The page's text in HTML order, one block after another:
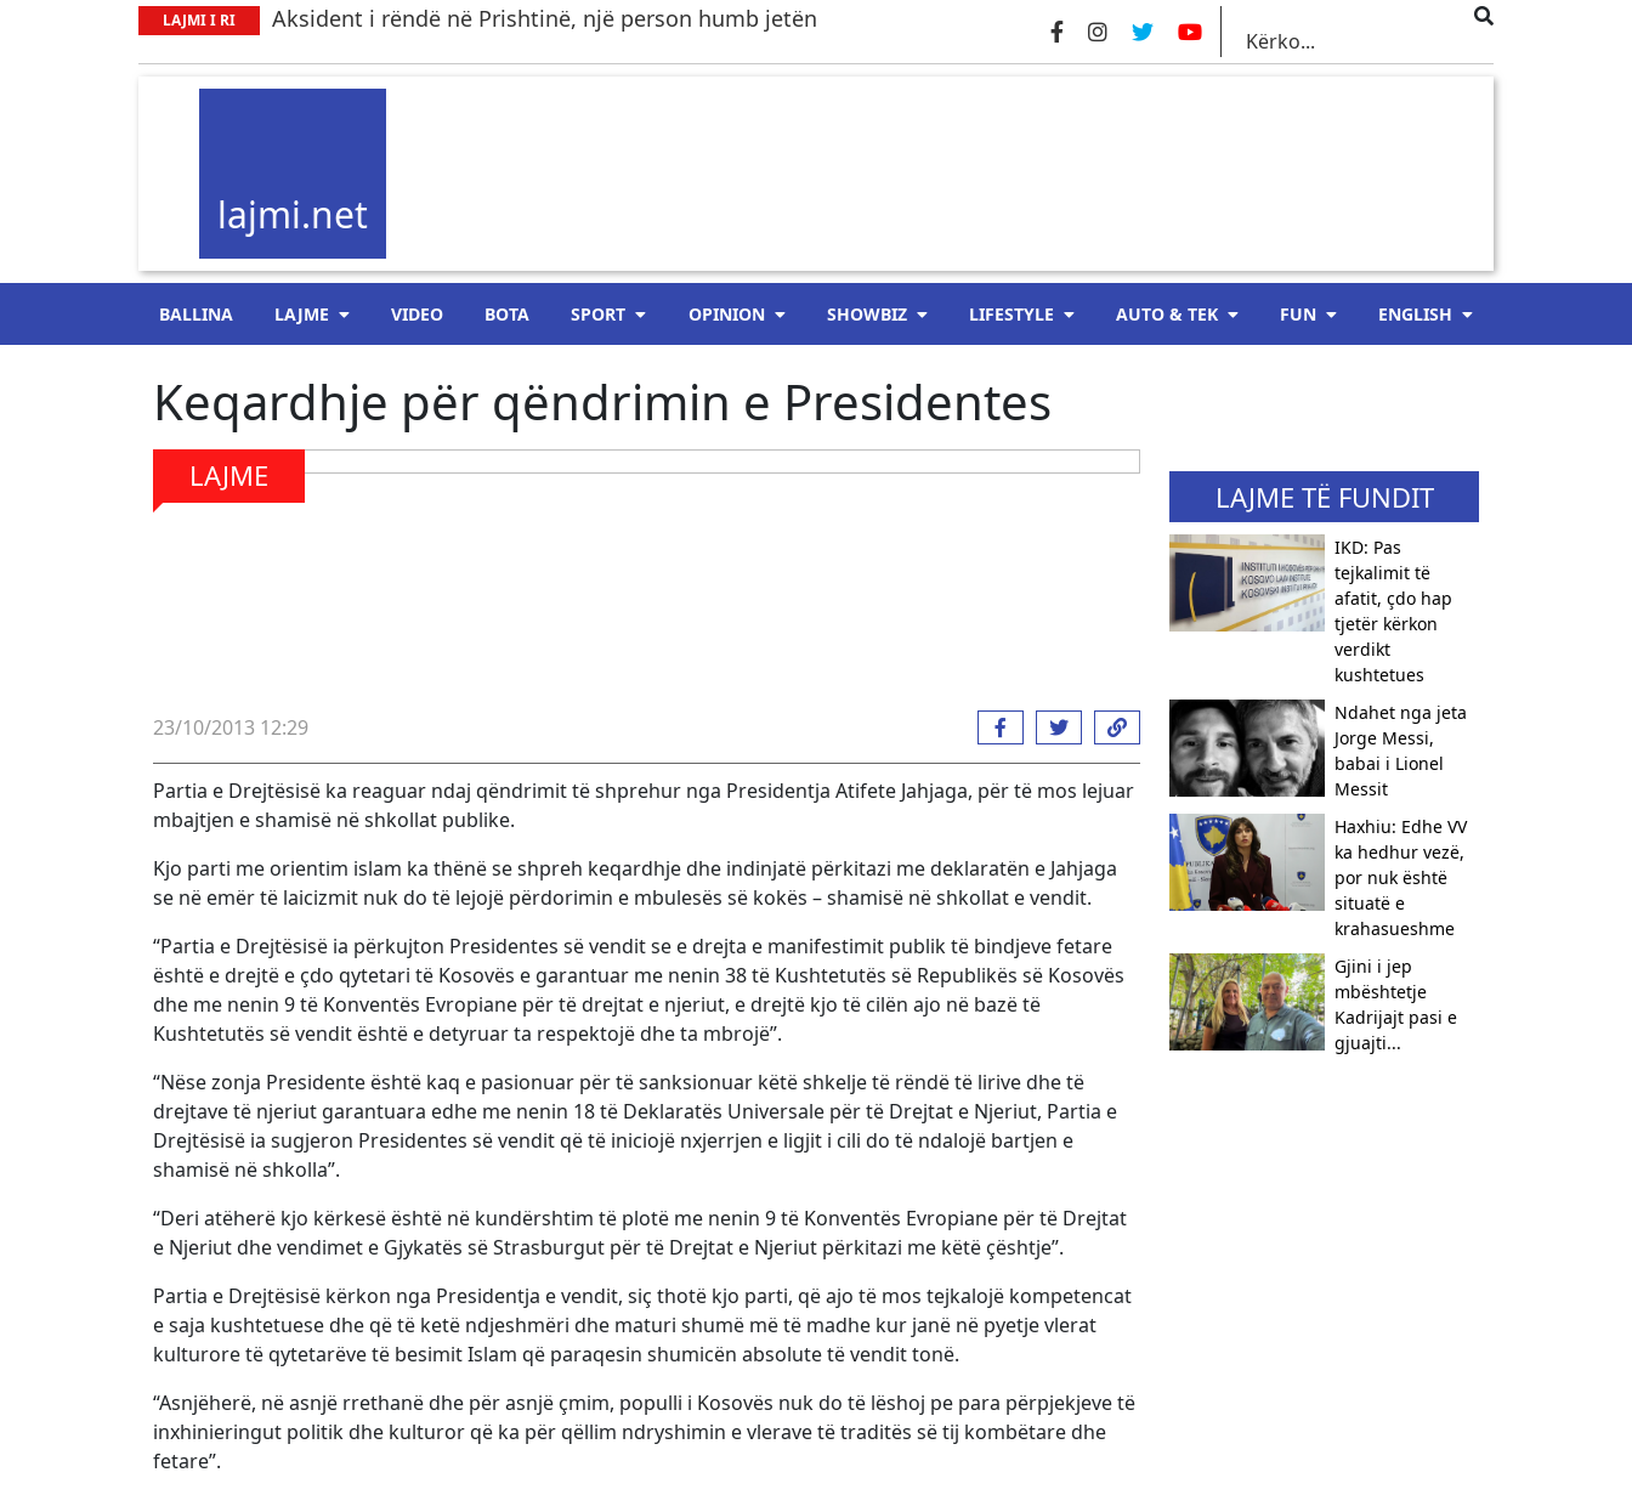
LAJMI I RI Aksident i rëndë në Prishtinë, një person humb jetën
lajmi.net
BALLINA LAJME VIDEO BOTA SPORT OPINION SHOWBIZ LIFESTYLE AUTO & TEK FUN ENGLISH
Keqardhje për qëndrimin e Presidentes
LAJME
23/10/2013 12:29
Partia e Drejtësisë ka reaguar ndaj qëndrimit të shprehur nga Presidentja Atifete Jahjaga, për të mos lejuar
mbajtjen e shamisë në shkollat publike.
Kjo parti me orientim islam ka thënë se shpreh keqardhje dhe indinjatë përkitazi me deklaratën e Jahjaga
se në emër të laicizmit nuk do të lejojë përdorimin e mbulesës së kokës – shamisë në shkollat e vendit.
“Partia e Drejtësisë ia përkujton Presidentes së vendit se e drejta e manifestimit publik të bindjeve fetare
është e drejtë e çdo qytetari të Kosovës e garantuar me nenin 38 të Kushtetutës së Republikës së Kosovës
dhe me nenin 9 të Konventës Evropiane për të drejtat e njeriut, e drejtë kjo të cilën ajo në bazë të
Kushtetutës së vendit është e detyruar ta respektojë dhe ta mbrojë”.
“Nëse zonja Presidente është kaq e pasionuar për të sanksionuar këtë shkelje të rëndë të lirive dhe të
drejtave të njeriut garantuara edhe me nenin 18 të Deklaratës Universale për të Drejtat e Njeriut, Partia e
Drejtësisë ia sugjeron Presidentes së vendit që të iniciojë nxjerrjen e ligjit i cili do të ndalojë bartjen e
shamisë në shkolla”.
“Deri atëherë kjo kërkesë është në kundërshtim të plotë me nenin 9 të Konventës Evropiane për të Drejtat
e Njeriut dhe vendimet e Gjykatës së Strasburgut për të Drejtat e Njeriut përkitazi me këtë çështje”.
Partia e Drejtësisë kërkon nga Presidentja e vendit, siç thotë kjo parti, që ajo të mos tejkalojë kompetencat
e saja kushtetuese dhe që të ketë ndjeshmëri dhe maturi shumë më të madhe kur janë në pyetje vlerat
kulturore të qytetarëve të besimit Islam që paraqesin shumicën absolute të vendit tonë.
“Asnjëherë, në asnjë rrethanë dhe për asnjë çmim, populli i Kosovës nuk do të lëshoj pe para përpjekjeve të
inxhinieringut politik dhe kulturor që ka për qëllim ndryshimin e vlerave të traditës së tij kombëtare dhe
fetare”.
LAJME TË FUNDIT
IKD: Pas
tejkalimit të
afatit, çdo hap
tjetër kërkon
verdikt
kushtetues
Ndahet nga jeta
Jorge Messi,
babai i Lionel
Messit
Haxhiu: Edhe VV
ka hedhur vezë,
por nuk është
situatë e
krahasueshme
Gjini i jep
mbështetje
Kadrijajt pasi e
gjuajti...